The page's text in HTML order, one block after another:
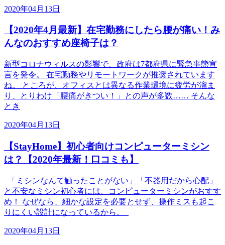
2020年04月13日
【2020年4月最新】在宅勤務にしたら腰が痛い！み
んなのおすすめ座椅子は？
新型コロナウィルスの影響で、政府は7都府県に緊急事態宣
言を発令。 在宅勤務やリモートワークが推奨されています
ね。 ところが、オフィスとは異なる作業環境に疲労が溜ま
り、とりわけ「腰痛がきつい！」との声が多数…… そんな
とき
2020年04月13日
【StayHome】初心者向けコンピューターミシン
は？【2020年最新！口コミも】
「ミシンなんて触ったことがない」「不器用だから心配」
と不安なミシン初心者には、コンピューターミシンがおすす
め！ なぜなら、細かな設定を必要とせず、操作ミスも起こ
りにくい設計になっているから。
2020年04月13日